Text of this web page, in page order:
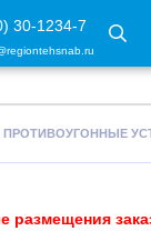
30-1234-7
ПРОТИВОУГОННЫЕ
размещения